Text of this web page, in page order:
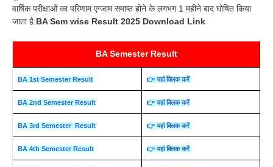
वार्षिक परीक्षाओं का परिणाम एग्जाम समाप्त होने के लगभग 1 महीने बाद घोषित किया
जाता है. BA Sem wise Result 2025 Download Link
BA Semester Result
BA 1st Semester Result 👉 यहां क्लिक करें
BA 2nd Semester Result 👉 यहां क्लिक करें
BA 3rd Semester Result 👉 यहां क्लिक करें
BA 4th Semester Result 👉 यहां क्लिक करें